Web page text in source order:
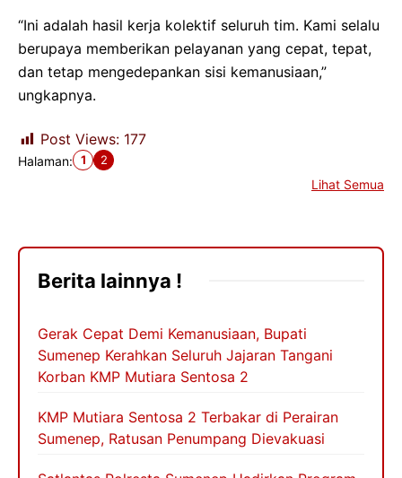
“Ini adalah hasil kerja kolektif seluruh tim. Kami selalu
berupaya memberikan pelayanan yang cepat, tepat,
dan tetap mengedepankan sisi kemanusiaan,”
ungkapnya.
Post Views: 177
Halaman: 1 2
Lihat Semua
Berita lainnya !
Gerak Cepat Demi Kemanusiaan, Bupati
Sumenep Kerahkan Seluruh Jajaran Tangani
Korban KMP Mutiara Sentosa 2
KMP Mutiara Sentosa 2 Terbakar di Perairan
Sumenep, Ratusan Penumpang Dievakuasi